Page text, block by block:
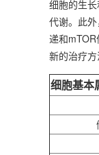
细胞的生
代谢。此
递和
新的治疗方
细胞基本